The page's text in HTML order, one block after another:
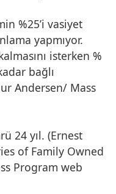
%25’i vasiyet
yapmıyor.
isterken %
bağlı
Andersen/ Mass
24 yıl. (Ernest
of Family Owned
Program web